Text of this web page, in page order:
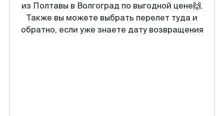
из Полтавы в Волгоград по выгодной цене🙌.
Также вы можете выбрать перелет туда и
обратно, если уже знаете дату возвращения